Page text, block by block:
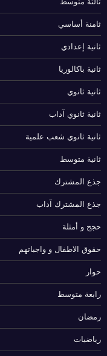
ثامنة أساسي
ثانية إعدادي
ثانية باكالوريا
ثانية ثانوي
ثانية ثانوي آداب
ثانية ثانوي شعب علمية
ثانية متوسط
جذع المشترك
جذع المشترك آداب
حجج و أمثلة
حقوق الاطفال و واجباتهم
حوار
رابعة متوسط
رمضان
رياضيات